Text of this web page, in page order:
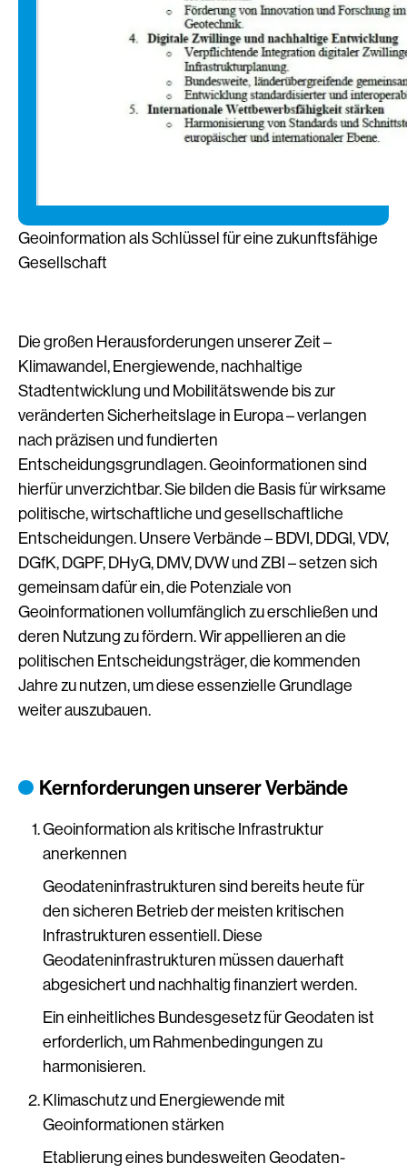
Geoinformation als Schlüssel für eine zukunftsfähige
Gesellschaft
Die großen Herausforderungen unserer Zeit –
Klimawandel, Energiewende, nachhaltige
Stadtentwicklung und Mobilitätswende bis zur
veränderten Sicherheitslage in Europa – verlangen
nach präzisen und fundierten
Entscheidungsgrundlagen. Geoinformationen sind
hierfür unverzichtbar. Sie bilden die Basis für wirksame
politische, wirtschaftliche und gesellschaftliche
Entscheidungen. Unsere Verbände – BDVI, DDGI, VDV,
DGfK, DGPF, DHyG, DMV, DVW und ZBI – setzen sich
gemeinsam dafür ein, die Potenziale von
Geoinformationen vollumfänglich zu erschließen und
deren Nutzung zu fördern. Wir appellieren an die
politischen Entscheidungsträger, die kommenden
Jahre zu nutzen, um diese essenzielle Grundlage
weiter auszubauen.
Kernforderungen unserer Verbände
Geoinformation als kritische Infrastruktur
anerkennen
Geodateninfrastrukturen sind bereits heute für
den sicheren Betrieb der meisten kritischen
Infrastrukturen essentiell. Diese
Geodateninfrastrukturen müssen dauerhaft
abgesichert und nachhaltig finanziert werden.
Ein einheitliches Bundesgesetz für Geodaten ist
erforderlich, um Rahmenbedingungen zu
harmonisieren.
Klimaschutz und Energiewende mit
Geoinformationen stärken
Etablierung eines bundesweiten Geodaten-